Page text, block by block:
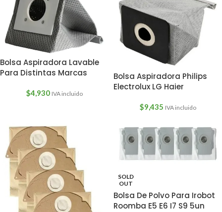
Bolsa Aspiradora Lavable
Para Distintas Marcas
$4,930 IVA incluido
Bolsa Aspiradora Philips
Electrolux LG Haier
$9,435 IVA incluido
SOLD
OUT
Bolsa De Polvo Para Irobot
Roomba E5 E6 I7 S9 5un